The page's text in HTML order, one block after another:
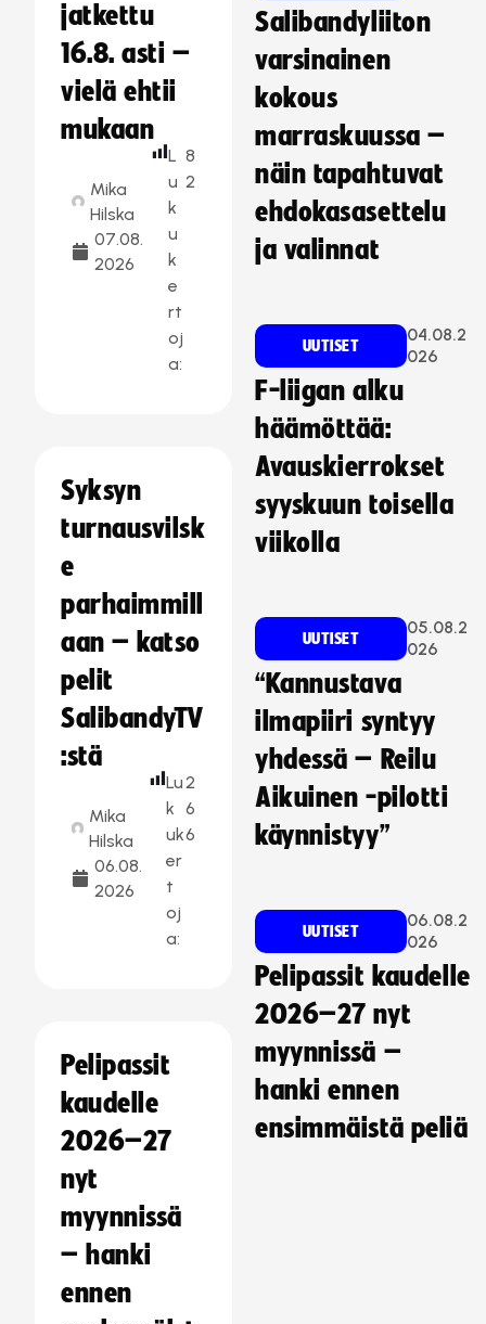
jatkettu
16.8. asti –
vielä ehtii
mukaan
Mika
Hilska
07.08.
2026
L
u
k
u
k
e
rt
oj
a:
8
2
Syksyn
turnausvilsk
e
parhaimmill
aan – katso
pelit
SalibandyTV
:stä
Mika
Hilska
06.08.
2026
Lu
k
uk
er
t
oj
a:
2
6
6
Pelipassit
kaudelle
2026–27
nyt
myynnissä
– hanki
ennen
Salibandyliiton
varsinainen
kokous
marraskuussa –
näin tapahtuvat
ehdokasasettelu
ja valinnat
UUTISET
04.08.2
026
F-liigan alku
häämöttää:
Avauskierrokset
syyskuun toisella
viikolla
UUTISET
05.08.2
026
“Kannustava
ilmapiiri syntyy
yhdessä – Reilu
Aikuinen -pilotti
käynnistyy”
UUTISET
06.08.2
026
Pelipassit kaudelle
2026–27 nyt
myynnissä –
hanki ennen
ensimmäistä peliä